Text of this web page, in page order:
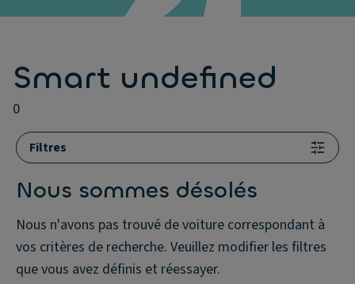
Smart undefined
0
Filtres
Nous sommes désolés
Nous n'avons pas trouvé de voiture correspondant à
vos critères de recherche. Veuillez modifier les filtres
que vous avez définis et réessayer.